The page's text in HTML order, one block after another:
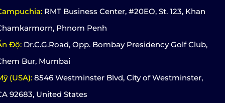
RMT Business Center, #20EO, St. 123, Khan
Phnom Penh
Độ: Dr.C.G.Road, Opp. Bombay Presidency Golf Club,
Bur, Mumbai
(USA): 8546 Westminster Blvd, City of Westminster,
92683, United States